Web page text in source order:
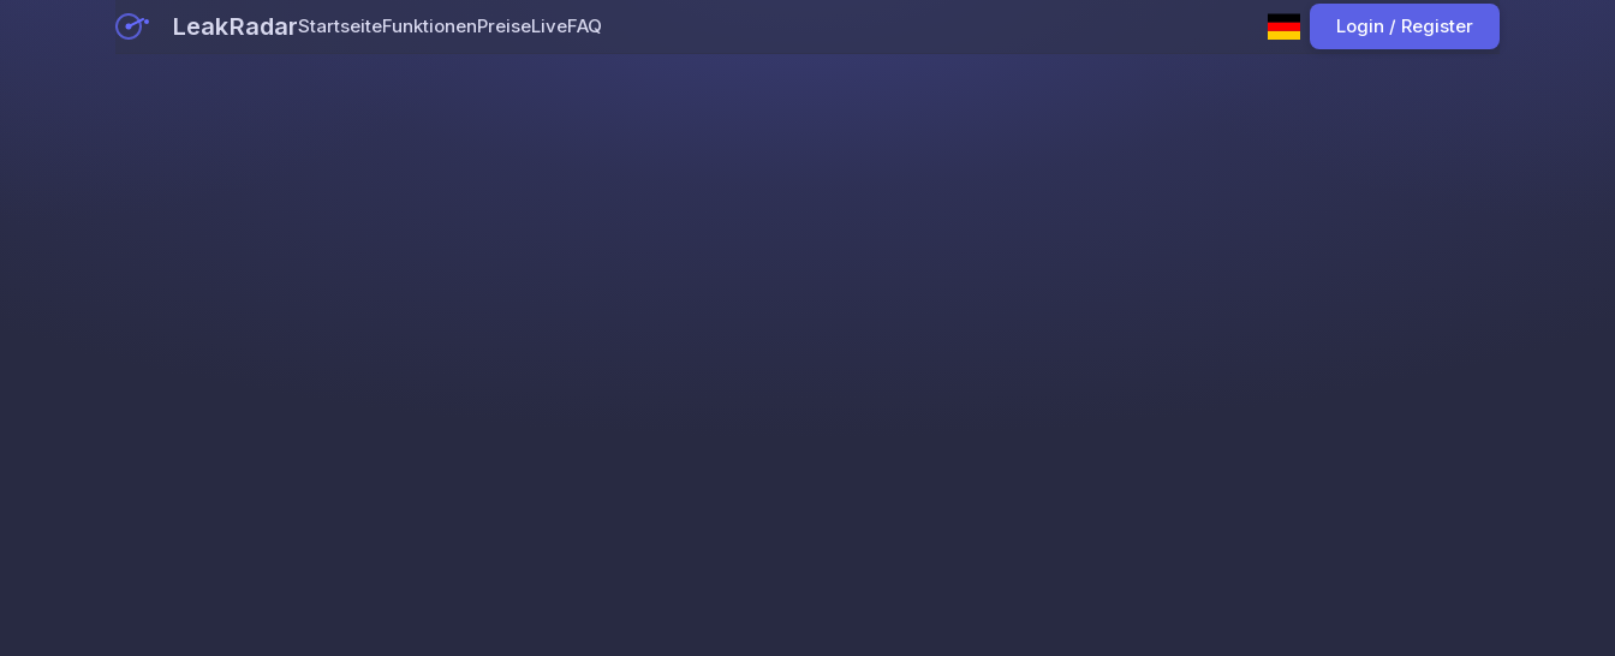
LeakRadarStartseiteFunktionenPreiseLiveFAQ Login / Register